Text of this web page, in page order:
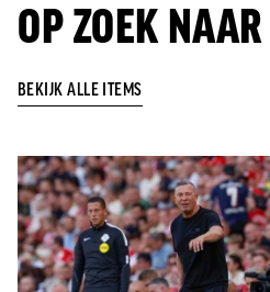
OP ZOEK
BEKIJK ALLE ITEMS